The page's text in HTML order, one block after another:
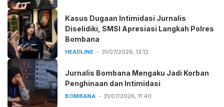
Kasus Dugaan Intimidasi Jurnalis
Diselidiki, SMSI Apresiasi Langkah Polres
Bombana
HEADLINE 31/07/2026, 12:12
Jurnalis Bombana Mengaku Jadi Korban
Penghinaan dan Intimidasi
BOMBANA 31/07/2026, 11:40